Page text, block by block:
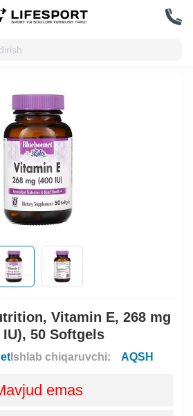
Vitamin E, 268 mg
IU), 50 Softgels
Ishlab chiqaruvchi: AQSH
emas